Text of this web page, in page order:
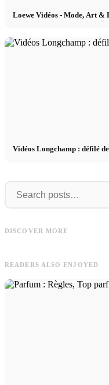
Loewe Vidéos - Mode, Art &
Vidéos Longchamp : défilé
DISCOVER MORE
Chloé Bechini
READERS ALSO ENJOYED